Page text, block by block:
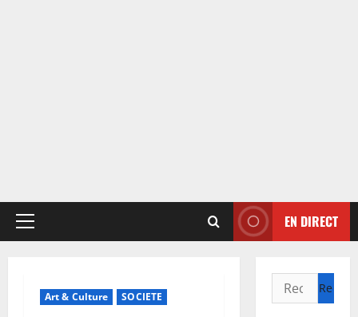
Menu
EN DIRECT
Art & Culture SOCIETE
Rechercher :